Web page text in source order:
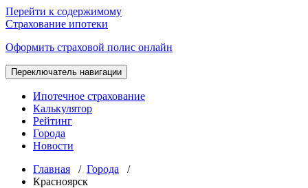
Перейти к содержимому
Страхование ипотеки
Оформить страховой полис онлайн
Переключатель навигации
Ипотечное страхование
Калькулятор
Рейтинг
Города
Новости
Главная / Города /
Красноярск